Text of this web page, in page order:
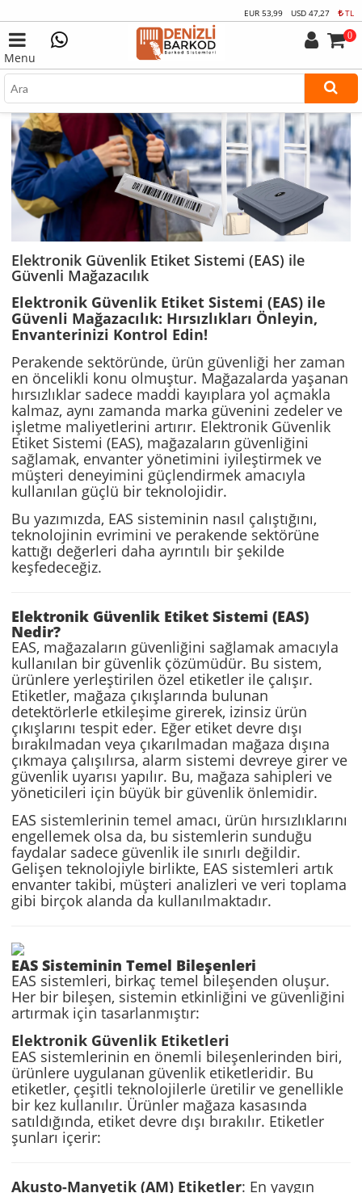
TL
USD 47,27
EUR 53,99
Menu
0
Elektronik Güvenlik Etiket Sistemi (EAS) ile
Güvenli Mağazacılık
Elektronik Güvenlik Etiket Sistemi (EAS) ile
Güvenli Mağazacılık: Hırsızlıkları Önleyin,
Envanterinizi Kontrol Edin!
Perakende sektöründe, ürün güvenliği her zaman
en öncelikli konu olmuştur. Mağazalarda yaşanan
hırsızlıklar sadece maddi kayıplara yol açmakla
kalmaz, aynı zamanda marka güvenini zedeler ve
işletme maliyetlerini artırır. Elektronik Güvenlik
Etiket Sistemi (EAS), mağazaların güvenliğini
sağlamak, envanter yönetimini iyileştirmek ve
müşteri deneyimini güçlendirmek amacıyla
kullanılan güçlü bir teknolojidir.
Bu yazımızda, EAS sisteminin nasıl çalıştığını,
teknolojinin evrimini ve perakende sektörüne
kattığı değerleri daha ayrıntılı bir şekilde
keşfedeceğiz.
Elektronik Güvenlik Etiket Sistemi (EAS)
Nedir?
EAS, mağazaların güvenliğini sağlamak amacıyla
kullanılan bir güvenlik çözümüdür. Bu sistem,
ürünlere yerleştirilen özel etiketler ile çalışır.
Etiketler, mağaza çıkışlarında bulunan
detektörlerle etkileşime girerek, izinsiz ürün
çıkışlarını tespit eder. Eğer etiket devre dışı
bırakılmadan veya çıkarılmadan mağaza dışına
çıkmaya çalışılırsa, alarm sistemi devreye girer ve
güvenlik uyarısı yapılır. Bu, mağaza sahipleri ve
yöneticileri için büyük bir güvenlik önlemidir.
EAS sistemlerinin temel amacı, ürün hırsızlıklarını
engellemek olsa da, bu sistemlerin sunduğu
faydalar sadece güvenlik ile sınırlı değildir.
Gelişen teknolojiyle birlikte, EAS sistemleri artık
envanter takibi, müşteri analizleri ve veri toplama
gibi birçok alanda da kullanılmaktadır.
EAS Sisteminin Temel Bileşenleri
EAS sistemleri, birkaç temel bileşenden oluşur.
Her bir bileşen, sistemin etkinliğini ve güvenliğini
artırmak için tasarlanmıştır:
Elektronik Güvenlik Etiketleri
EAS sistemlerinin en önemli bileşenlerinden biri,
ürünlere uygulanan güvenlik etiketleridir. Bu
etiketler, çeşitli teknolojilerle üretilir ve genellikle
bir kez kullanılır. Ürünler mağaza kasasında
satıldığında, etiket devre dışı bırakılır. Etiketler
şunları içerir:
Akusto-Manyetik (AM) Etiketler: En yaygın